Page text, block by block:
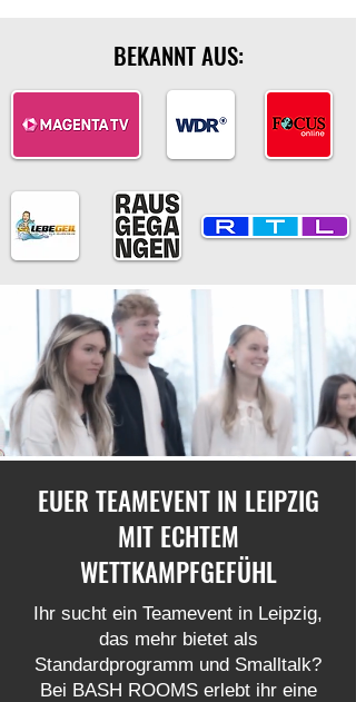
BEKANNT AUS:
EUER TEAMEVENT IN LEIPZIG
MIT ECHTEM
WETTKAMPFGEFÜHL
Ihr sucht ein Teamevent in Leipzig,
das mehr bietet als
Standardprogramm und Smalltalk?
Bei BASH ROOMS erlebt ihr eine